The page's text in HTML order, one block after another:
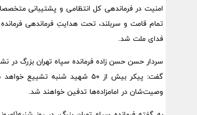
امنیت در فرماندهی کل انتظامی و پشتیبانی
تمام قامت و سربلند، تحت هدایتِ فرماندهی
فدای ملت شد.
گفت: پیکر بیش از ۵۰ شهید
وصیت‌شان در امامزاده‌ها تدفین خواهند شد. ‌